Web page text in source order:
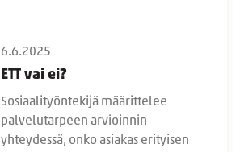
6.6.2025
ETT vai ei?
Sosiaalityöntekijä määrittelee
palvelutarpeen arvioinnin
yhteydessä, onko asiakas erityisen